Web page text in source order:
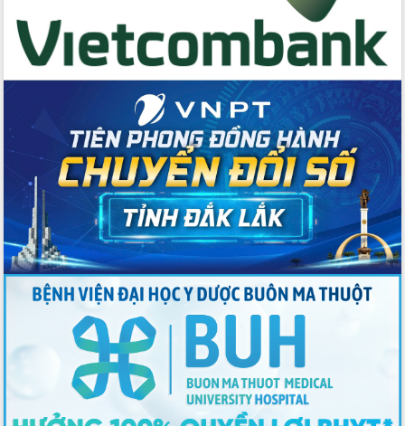
Tập huấn ứng dụng trí tuệ nhân tạo (AI)
trong thương mại điện tử năm 2026
trao đổi thông tin trước Kỳ họp thứ
Quyết liệt cải cách hành chính, khơi
thông nguồn lực phát triển
Nâng cao hiệu lực, hiệu quả HĐND
tỉnh thông qua hiện đại hóa hành chính
Xã Ea Phê gắn cải cách hành chính với
chuyển đổi số
Phó Chủ tịch Thường trực UBND tỉnh
Hồ Thị Nguyên Thảo làm việc tại Trung
tâm Phục vụ hành chính công xã Ea
Xây dựng nền hành chính số đồng
hành cùng nông dân dân, doanh nghiệp
Giai đoạn 2026-2030, Đắk Lắk phấn
đấu có 77% xã đạt chuẩn nông thôn